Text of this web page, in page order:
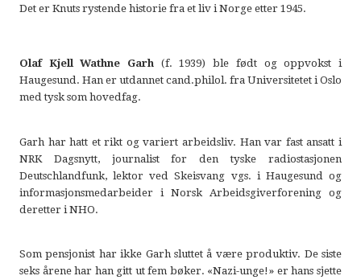
Det er Knuts rystende historie fra et liv i Norge etter 1945.
Olaf Kjell Wathne Garh (f. 1939) ble født og oppvokst i
Haugesund. Han er utdannet cand.philol. fra Universitetet i Oslo
med tysk som hovedfag.
Garh har hatt et rikt og variert arbeidsliv. Han var fast ansatt i
NRK Dagsnytt, journalist for den tyske radiostasjonen
Deutschlandfunk, lektor ved Skeisvang vgs. i Haugesund og
informasjonsmedarbeider i Norsk Arbeidsgiverforening og
deretter i NHO.
Som pensjonist har ikke Garh sluttet å være produktiv. De siste
seks årene har han gitt ut fem bøker. «Nazi-unge!» er hans sjette